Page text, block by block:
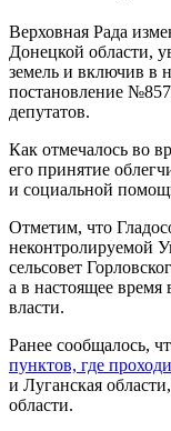
Верховная Рада
Донецкой области,
земель и включив в
постановление
депутатов.
Как отмечалось во
его принятие
и социальной
Отметим, что
неконтролируемой
сельсовет
а в настоящее время
власти.
Ранее сообщалось,
пунктов, где
и Луганская
области.